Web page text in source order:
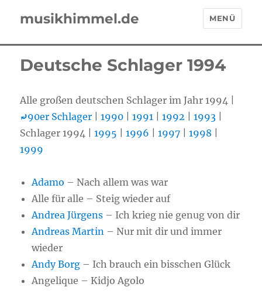
musikhimmel.de MENÜ
Deutsche Schlager 1994
Alle großen deutschen Schlager im Jahr 1994 |
⤾90er Schlager |1990 |1991 |1992 |1993
Schlager 1994 |1995 |1996 |1997 |1998
1999
Adamo – Nach allem was war
Alle für alle – Steig wieder auf
Andrea Jürgens – Ich krieg nie genug von dir
Andreas Martin – Nur mit dir und immer
wieder
Andy Borg – Ich brauch ein bisschen Glück
Angelique – Kidjo Agolo